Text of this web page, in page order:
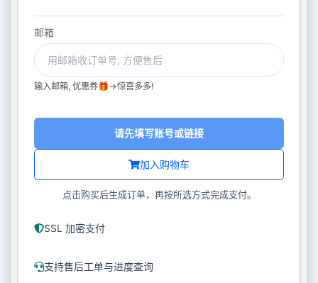
邮箱
输入邮箱, 优惠券🎁->惊喜多多!
加入购物车
请先填写账号或链接
点击购买后生成订单，再按所选方式完成支付。
SSL 加密支付
支持售后工单与进度查询